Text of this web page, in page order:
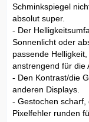
Schminkspiegel
absolut super.
- Der
Sonnenlicht oder
passende
anstrengend für die
- Den Kontrast/die
anderen Displays.
- Gestochen
Pixelfehler runden